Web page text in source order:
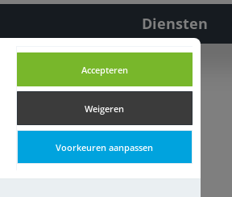
Accepteren
Weigeren
Voorkeuren aanpassen
Diensten